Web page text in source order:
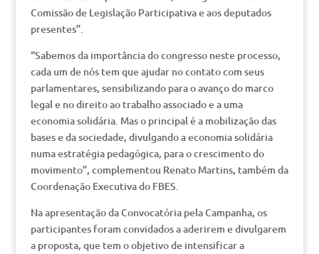
Comissão de Legislação Participativa e aos deputados
presentes”.
“Sabemos da importância do congresso neste processo,
cada um de nós tem que ajudar no contato com seus
parlamentares, sensibilizando para o avanço do marco
legal e no direito ao trabalho associado e a uma
economia solidária. Mas o principal é a mobilização das
bases e da sociedade, divulgando a economia solidária
numa estratégia pedagógica, para o crescimento do
movimento”, complementou Renato Martins, também da
Coordenação Executiva do FBES.
Na apresentação da Convocatória pela Campanha, os
participantes foram convidados a aderirem e divulgarem
a proposta, que tem o objetivo de intensificar a